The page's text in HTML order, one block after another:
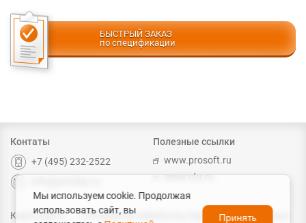
БЫСТРЫЙ ЗАКАЗ
по спецификации
Контаты
+7 (495) 232-2522
Полезные ссылки
www.prosoft.ru
www.cta.ru
Карта сайта Согласие на обработку персональных данных
Мы используем cookie. Продолжая
использовать сайт, вы
Принять